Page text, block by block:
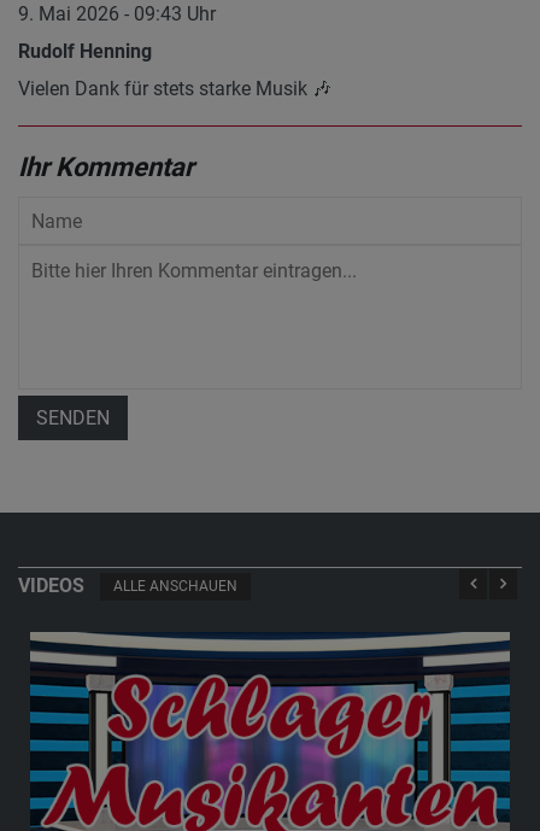
9. Mai 2026 - 09:43 Uhr
Rudolf Henning
Vielen Dank für stets starke Musik 🎶
Ihr Kommentar
SENDEN
VIDEOS ALLE ANSCHAUEN